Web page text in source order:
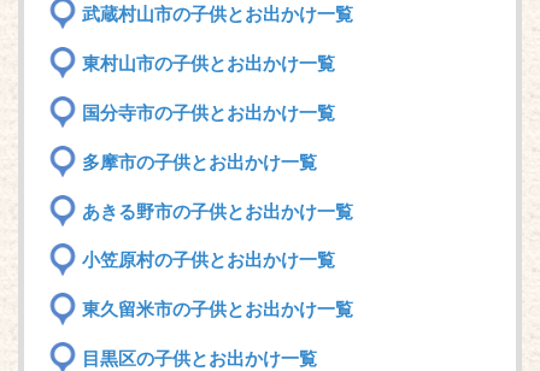
武蔵村山市の子供とお出かけ一覧
東村山市の子供とお出かけ一覧
国分寺市の子供とお出かけ一覧
多摩市の子供とお出かけ一覧
あきる野市の子供とお出かけ一覧
小笠原村の子供とお出かけ一覧
東久留米市の子供とお出かけ一覧
目黒区の子供とお出かけ一覧